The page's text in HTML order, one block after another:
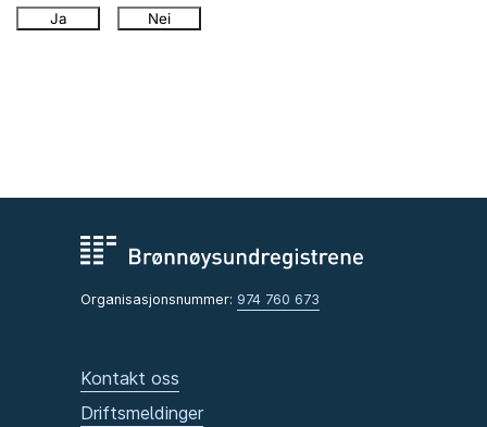
Ja Nei
Organisasjonsnummer: 974 760 673
Kontakt oss
Driftsmeldinger